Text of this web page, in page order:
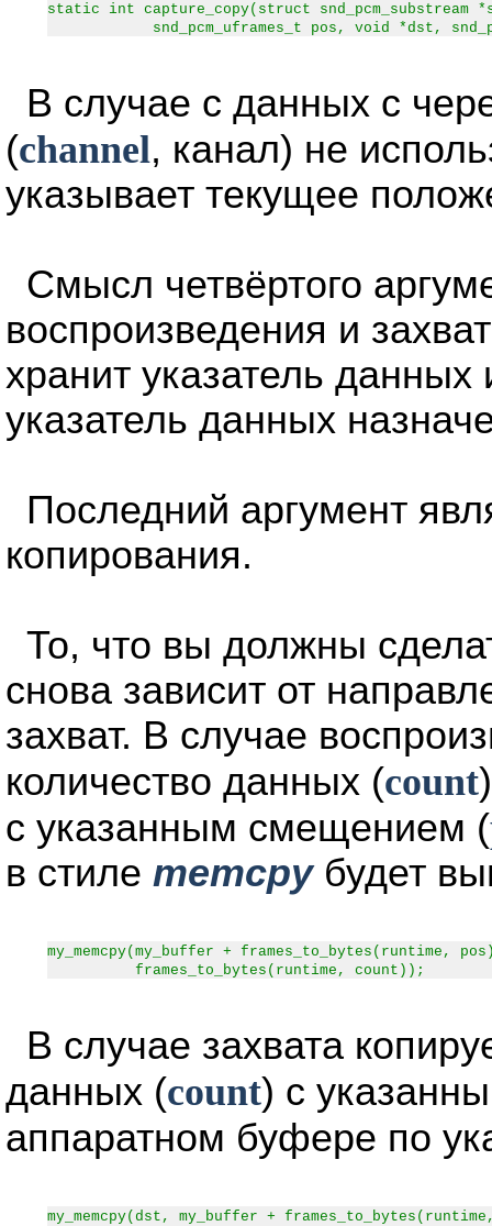
static int capture_copy(struct snd_pcm_substream
snd_pcm_uframes_t pos, void *dst,
В случае с данных с
(channel, канал) не
указывает текущее
Смысл четвёртого
воспроизведения и
хранит указатель данных
указатель данных
Последний аргумент
копирования.
То, что вы должны
снова зависит от
захват. В случае
количество данных (count
с указанным смещением (
в стиле memcpyбудет
my_memcpy(my_buffer + frames_to_bytes(runtime,
frames_to_bytes(runtime, count));
В случае захвата
данных (count) с
аппаратном буфере по
my_memcpy(dst, my_buffer +